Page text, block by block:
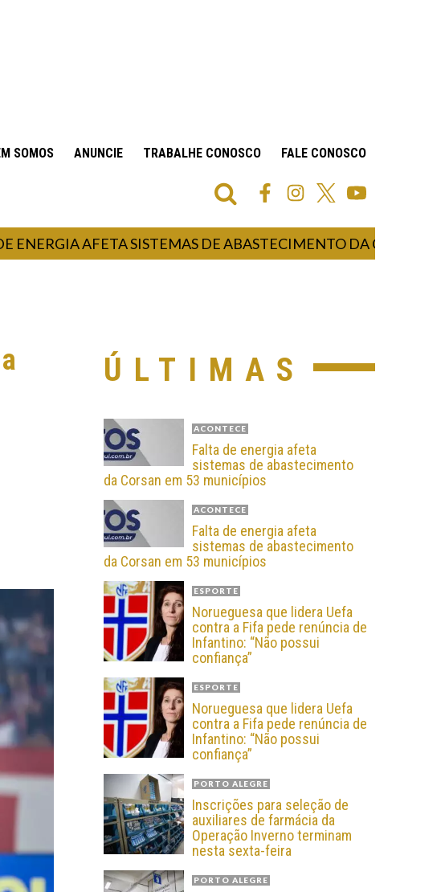
SOMOS ANUNCIE TRABALHE CONOSCO FALE CONOSCO
AFETA SISTEMAS DE ABASTECIMENTO DA CORSAN EM 53
ÚLTIMAS
ACONTECE
Falta de energia afeta
sistemas de abastecimento
da Corsan em 53 municípios
ACONTECE
Falta de energia afeta
sistemas de abastecimento
da Corsan em 53 municípios
ESPORTE
Norueguesa que lidera Uefa
contra a Fifa pede renúncia de
Infantino: “Não possui
confiança”
ESPORTE
Norueguesa que lidera Uefa
contra a Fifa pede renúncia de
Infantino: “Não possui
confiança”
PORTO ALEGRE
Inscrições para seleção de
auxiliares de farmácia da
Operação Inverno terminam
nesta sexta-feira
PORTO ALEGRE